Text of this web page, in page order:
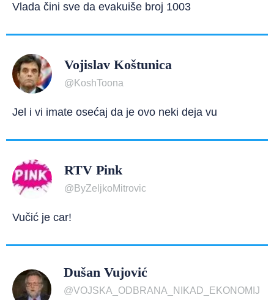
Vlada čini sve da evakuiše broj 1003
Vojislav Koštunica
@KoshToona
Jel i vi imate osećaj da je ovo neki deja vu
RTV Pink
@ByZeljkoMitrovic
Vučić je car!
Dušan Vujović
@VOJSKA_ODBRANA_NIKAD_EKONOMIJ